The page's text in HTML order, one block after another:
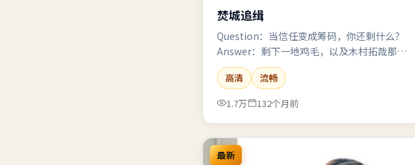
焚城追缉
Question：当信任变成筹码，你还剩什么？
Answer：剩下一地鸡毛，以及木村拓哉那张
不想认输的脸。（偏爱情，未成年观众酌情）
高清
流畅
1.7万
132个月前
最新